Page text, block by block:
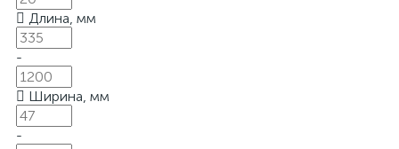
Длина, мм
-
Ширина, мм
-